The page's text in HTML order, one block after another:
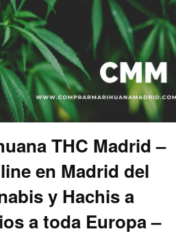
THC Madrid –
en Madrid del
y Hachis a
a toda Europa –